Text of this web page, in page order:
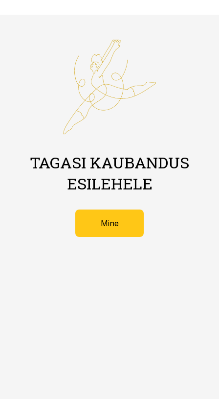
TAGASI KAUBANDUS
ESILEHELE
Mine